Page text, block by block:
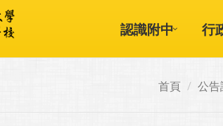
認識附中 行
首頁 公告